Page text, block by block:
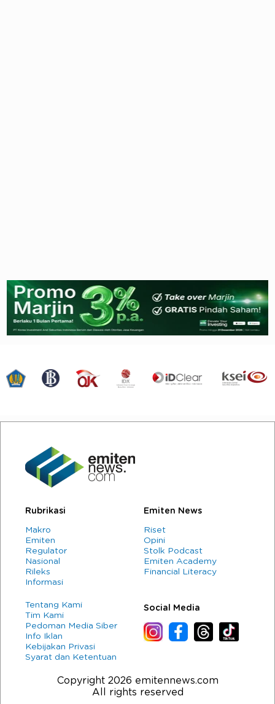
Rubrikasi
Makro
Emiten
Regulator
Nasional
Rileks
Informasi
Emiten News
Riset
Opini
Stolk Podcast
Emiten Academy
Financial Literacy
Tentang Kami
Tim Kami
Pedoman Media Siber
Info Iklan
Kebijakan Privasi
Syarat dan Ketentuan
Social Media
Copyright 2026 emitennews.com
All rights reserved